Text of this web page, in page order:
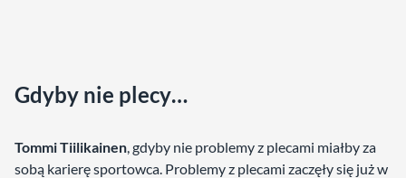
Gdyby nie plecy…
Tommi Tiilikainen, gdyby nie problemy z plecami miałby za
sobą karierę sportowca. Problemy z plecami zaczęły się już w